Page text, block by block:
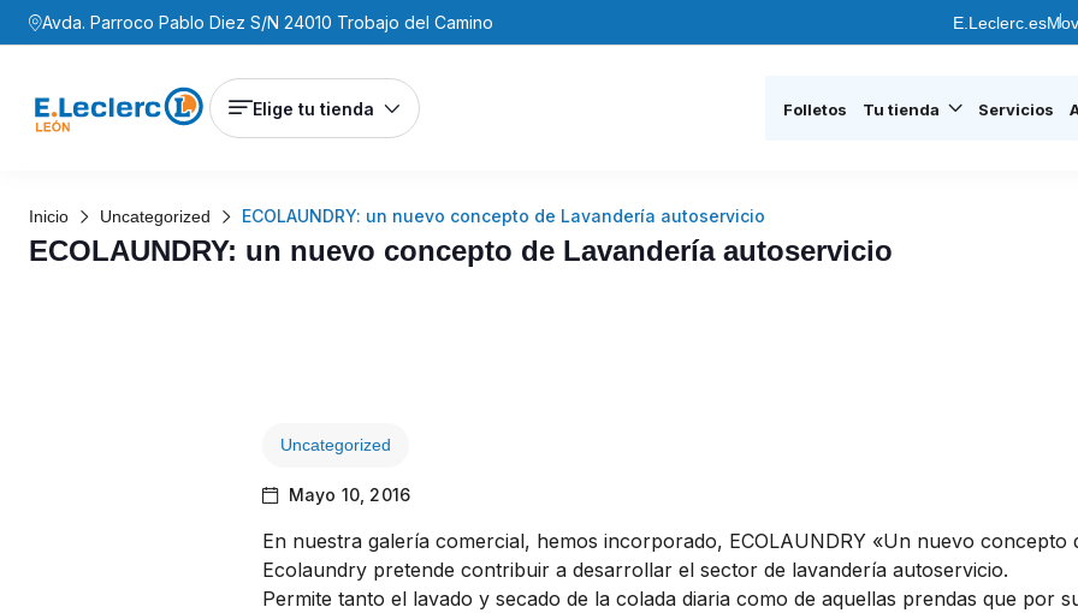
Avda. Parroco Pablo Diez S/N 24010 Trobajo del Camino E.Leclerc.es
Elige tu tienda Folletos Tu tienda Servicios
Inicio Uncategorized ECOLAUNDRY: un nuevo concepto de Lavandería autoservicio
ECOLAUNDRY: un nuevo concepto de Lavandería autoservicio
Uncategorized
Mayo 10, 2016
En nuestra galería comercial, hemos incorporado, ECOLAUNDRY «Un nuevo concepto
Ecolaundry pretende contribuir a desarrollar el sector de lavandería autoservicio.
Permite tanto el lavado y secado de la colada diaria como de aquellas prendas que por